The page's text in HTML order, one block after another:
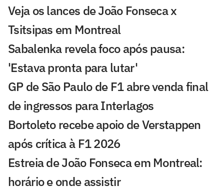
Veja os lances de João Fonseca x
Tsitsipas em Montreal
Sabalenka revela foco após pausa:
'Estava pronta para lutar'
GP de São Paulo de F1 abre venda final
de ingressos para Interlagos
Bortoleto recebe apoio de Verstappen
após crítica à F1 2026
Estreia de João Fonseca em Montreal:
horário e onde assistir